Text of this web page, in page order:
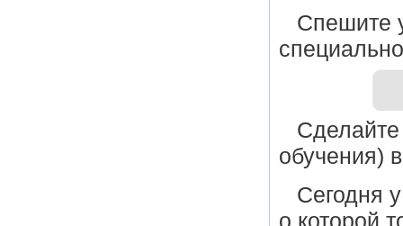
Спешите
обучения)
Сегодня
о которой